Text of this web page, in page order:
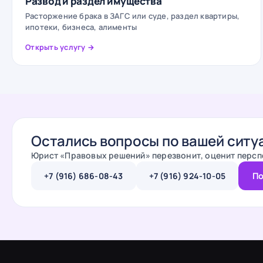
Расторжение брака в ЗАГС или суде, раздел квартиры,
ипотеки, бизнеса, алименты
Открыть услугу →
Остались вопросы по вашей
Юрист «Правовых решений» перезвонит, оценит
+7 (916) 686-08-43
+7 (916) 924-10-05